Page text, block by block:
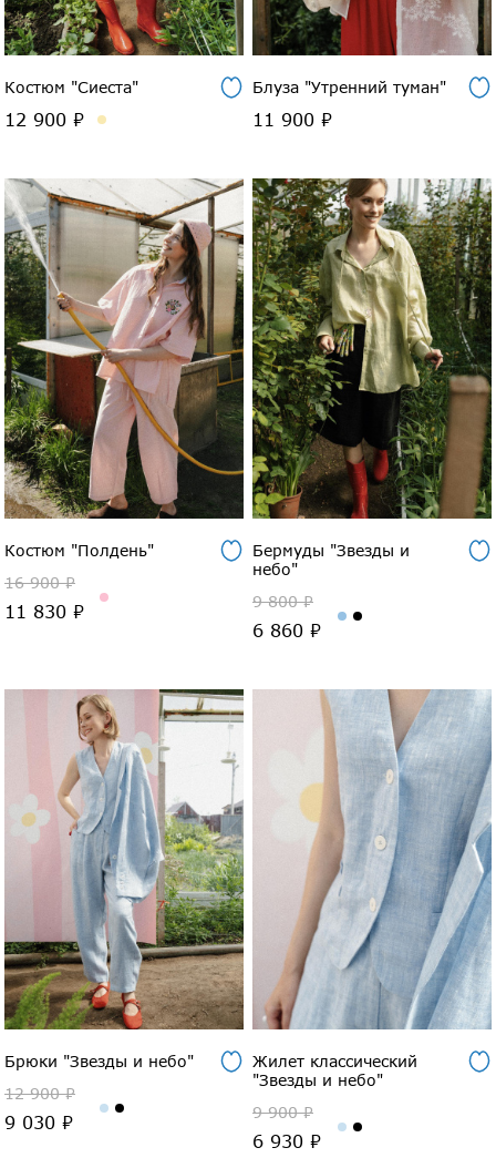
Костюм "Сиеста"
12 900 ₽
Блуза "Утренний туман"
11 900 ₽
Костюм "Полдень"
16 900 ₽
11 830 ₽
Бермуды "Звезды и
небо"
9 800 ₽
6 860 ₽
Брюки "Звезды и небо"
12 900 ₽
9 030 ₽
Жилет классический
"Звезды и небо"
9 900 ₽
6 930 ₽